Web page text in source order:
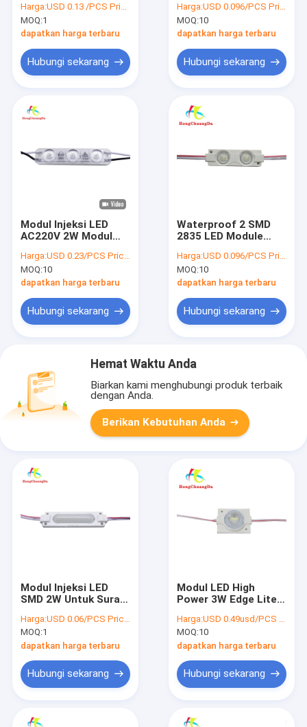
Harga:USD 0.13 /PCS Price negotiable
MOQ:1
dapatkan harga terbaru
Hubungi sekarang
Channel Letters
Harga:USD 0.096/PCS Price negotiable
MOQ:10
dapatkan harga terbaru
Hubungi sekarang
Modul Injeksi LED
AC220V 2W Modul
Surat Pencahayaan
Harga:USD 0.23/PCS Price negotiable
MOQ:10
dapatkan harga terbaru
Hubungi sekarang
Waterproof 2 SMD
2835 LED Module
Konsumsi Daya
Rendah
Harga:USD 0.096/PCS Price negotiable
MOQ:10
dapatkan harga terbaru
Hubungi sekarang
Hemat Waktu Anda
Biarkan kami menghubungi produk terbaik
dengan Anda.
Berikan Kebutuhan Anda
Modul Injeksi LED
SMD 2W Untuk Surat
Pencahayaan Kotak
Cahaya 2800k-
20000k
Harga:USD 0.06/PCS Price negotiable
MOQ:1
dapatkan harga terbaru
Hubungi sekarang
Modul LED High
Power 3W Edge Lite
Pencahayaan Ganda
Harga:USD 0.49usd/PCS Price negotiable
MOQ:10
dapatkan harga terbaru
Hubungi sekarang